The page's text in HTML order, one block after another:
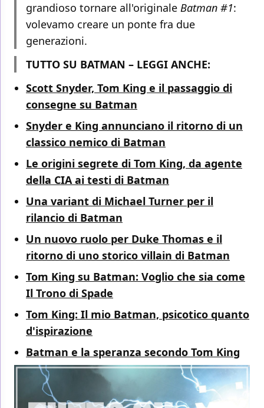
grandioso tornare all'originale Batman #1:
volevamo creare un ponte fra due
generazioni.
TUTTO SU BATMAN – LEGGI ANCHE:
Scott Snyder, Tom King e il passaggio di
consegne su Batman
Snyder e King annunciano il ritorno di un
classico nemico di Batman
Le origini segrete di Tom King, da agente
della CIA ai testi di Batman
Una variant di Michael Turner per il
rilancio di Batman
Un nuovo ruolo per Duke Thomas e il
ritorno di uno storico villain di Batman
Tom King su Batman: Voglio che sia come
Il Trono di Spade
Tom King: Il mio Batman, psicotico quanto
d'ispirazione
Batman e la speranza secondo Tom King